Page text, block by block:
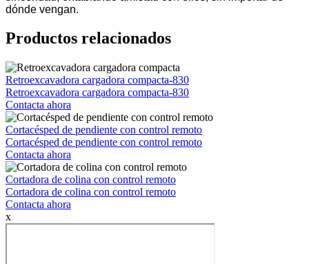
dónde vengan.
Productos relacionados
Retroexcavadora cargadora compacta-830
Retroexcavadora cargadora compacta-830
Contacta ahora
Cortacésped de pendiente con control remoto
Cortacésped de pendiente con control remoto
Contacta ahora
Cortadora de colina con control remoto
Cortadora de colina con control remoto
Contacta ahora
x